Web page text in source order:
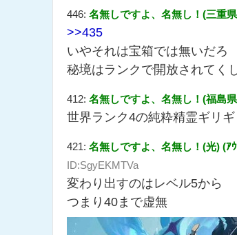
446: 名無しですよ、名無し！(三重
>>435
いやそれは宝箱では無いだろ
秘境はランクで開放されてく
412: 名無しですよ、名無し！(福島
世界ランク4の純粋精霊ギリ
421: 名無しですよ、名無し！(光) (ｱ
ID:SgyEKMTVa
変わり出すのはレベル5から
つまり40まで虚無